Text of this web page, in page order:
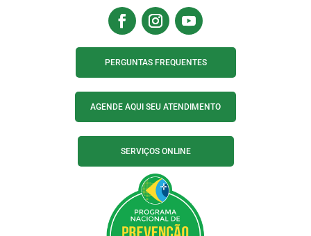
PERGUNTAS FREQUENTES
AGENDE AQUI SEU ATENDIMENTO
SERVIÇOS ONLINE